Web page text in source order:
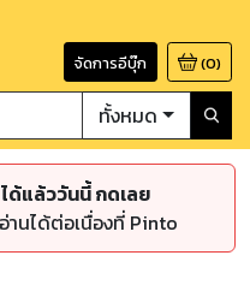
จัดการอีบุ๊ก (0)
ทั้งหมด
ด้แล้ววันนี้ กดเลย
นได้ต่อเนื่องที่ Pinto